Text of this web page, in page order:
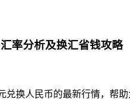
率分析及换汇省钱攻略
换人民币的最新行情，帮助